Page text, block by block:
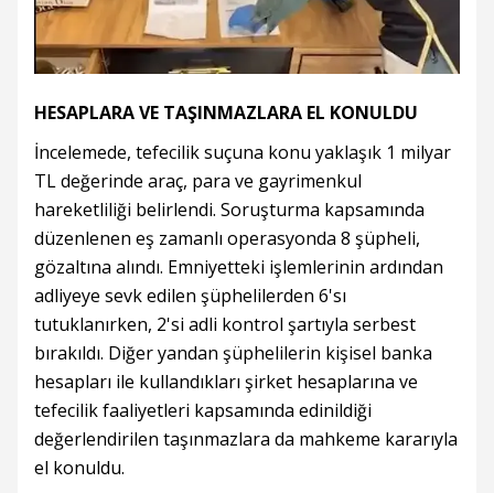
HESAPLARA VE TAŞINMAZLARA EL KONULDU
İncelemede, tefecilik suçuna konu yaklaşık 1 milyar
TL değerinde araç, para ve gayrimenkul
hareketliliği belirlendi. Soruşturma kapsamında
düzenlenen eş zamanlı operasyonda 8 şüpheli,
gözaltına alındı. Emniyetteki işlemlerinin ardından
adliyeye sevk edilen şüphelilerden 6'sı
tutuklanırken, 2'si adli kontrol şartıyla serbest
bırakıldı. Diğer yandan şüphelilerin kişisel banka
hesapları ile kullandıkları şirket hesaplarına ve
tefecilik faaliyetleri kapsamında edinildiği
değerlendirilen taşınmazlara da mahkeme kararıyla
el konuldu.